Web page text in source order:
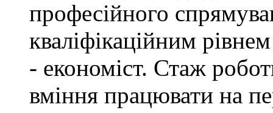
професійного
кваліфікаційним
- економіст. Стаж
вміння працювати на